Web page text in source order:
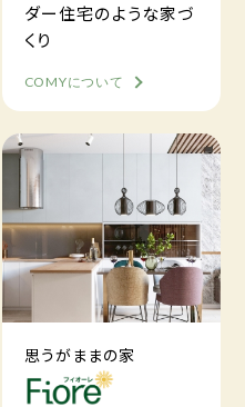
ダー住宅のような家づ
くり
COMYについて
思うがままの家